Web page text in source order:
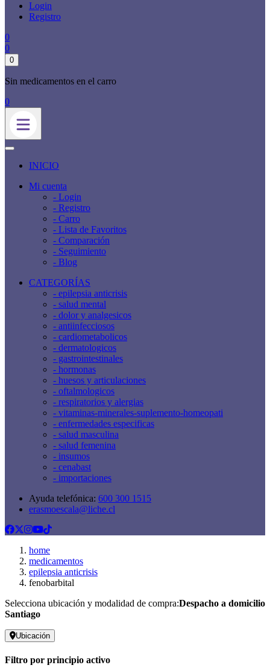
Login
Registro
0
0
0
Sin medicamentos en el carro
0
INICIO
Mi cuenta
- Login
- Registro
- Carro
- Lista de Favoritos
- Comparación
- Seguimiento
- Blog
CATEGORÍAS
- epilepsia anticrisis
- salud mental
- dolor y analgesicos
- antiinfecciosos
- cardiometabolicos
- dermatologicos
- gastrointestinales
- hormonas
- huesos y articulaciones
- oftalmologicos
- respiratorios y alergias
- vitaminas-minerales-suplemento-homeopati
- enfermedades especificas
- salud masculina
- salud femenina
- insumos
- cenabast
- importaciones
Ayuda telefónica: 600 300 1515
erasmoescala@liche.cl
home
medicamentos
epilepsia anticrisis
fenobarbital
Selecciona ubicación y modalidad de compra:Despacho a domicilio
Santiago
Ubicación
Filtro por principio activo